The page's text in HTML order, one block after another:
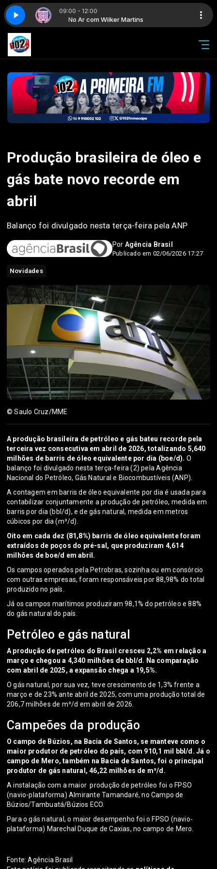
09:00 - 12:00
No Ar com Wilker Martins
Produção brasileira de óleo e
gás bate novo recorde em
abril
Balanço foi divulgado nesta terça-feira pela ANP
Por Agência Brasil
Publicado em 02/06/2026 17:27
Novidades
© Saulo Cruz/MME
A produção brasileira de petróleo e gás bateu recorde pela
terceira vez consecutiva em abril de 2026, totalizando 5,640
milhões de barris de óleo equivalente por dia (boe/d). O
balanço foi divulgado nesta terça-feira (2) pela Agência
Nacional do Petróleo, Gás Natural e Biocombustíveis (ANP).
A contagem em barris de óleo equivalente por dia é usada para
contabilizar conjuntamente a produção de petróleo, medida em
barris por dia (bbl/d), e de gás natural, medida em metros
cúbicos por dia (m³/d).
Oito em cada dez (81,8%) barris de óleo equivalente foram
extraídos de poços do pré-sal, que produziram 4,614
milhões de boe/d em abril.
Os campos operados pela Petrobras, sozinha ou em consórcio
com outras empresas, foram responsáveis por 88,98% do total
produzido no país.
Já os campos marítimos produziram 98,1% do petróleo e 88%
do gás natural do país.
Petróleo e gás natural
A produção de petróleo do Brasil cresceu 2,2% em relação a
março e chegou a 4,340 milhões de bbl/d. Na comparação
com abril de 2025, a expansão chega a 19,5%.
O gás natural, por sua vez, teve crescimento de 1,3% frente a
março e de 23% ante abril de 2025, com uma produção total de
206,7 milhões de m³/d em abril de 2026.
Campeões da produção
O campo de Búzios, na Bacia de Santos, se manteve como o
maior produtor de petróleo do país, com 910,1 mil bbl/d. Já o
campo de Mero, também na Bacia de Santos, foi o principal
produtor de gás natural, 46,22 milhões de m³/d.
A instalação com a maior produção de petróleo foi o FPSO
(navio-plataforma) Almirante Tamandaré, no Campo de
Búzios/Tambuatá/Búzios ECO.
Para o gás natural, o maior desempenho foi o FPSO (navio-
plataforma) Marechal Duque de Caxias, no campo de Mero.
Fonte: Agência Brasil